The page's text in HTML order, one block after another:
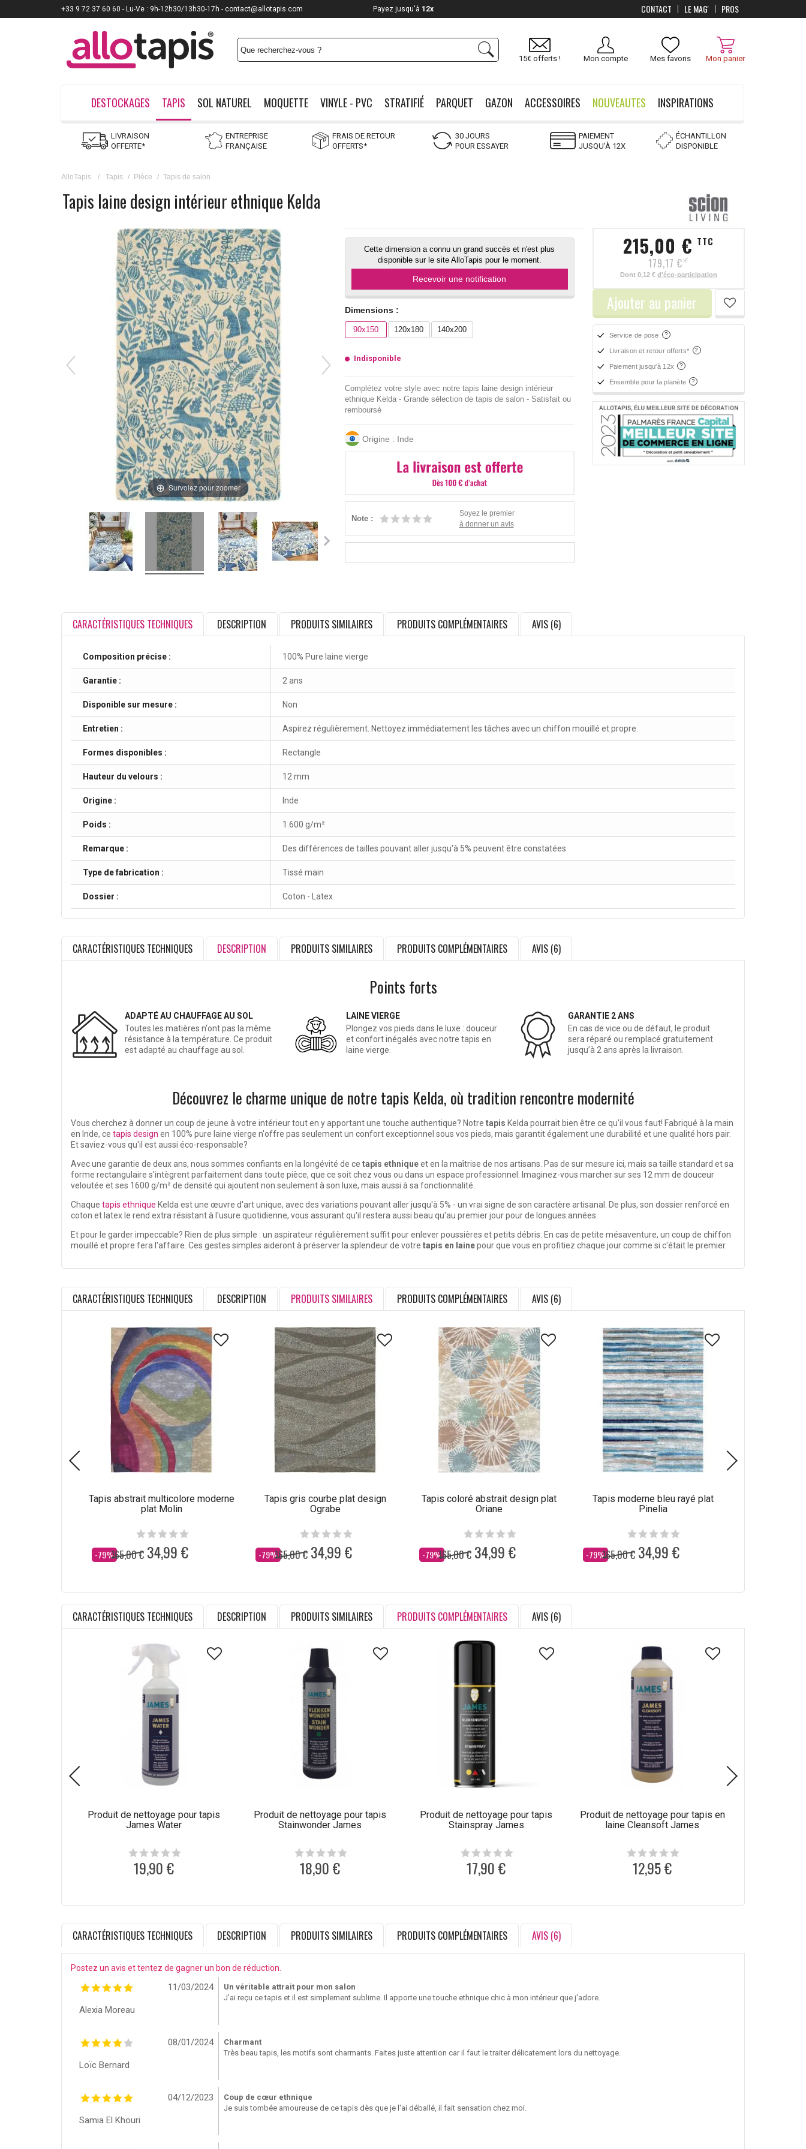
Mon panier
Mes favoris
Mon compte
15€ offerts !
DESTOCKAGES TAPIS SOL NATUREL MOQUETTE VINYLE - PVC STRATIFIÉ PARQUET GAZON ACCESSOIRES NOUVEAUTES INSPIRATIONS
LIVRAISON
OFFERTE*
ENTREPRISE
FRANÇAISE
FRAIS DE RETOUR
OFFERTS*
30 JOURS
POUR ESSAYER
PAIEMENT
JUSQU'À 12X
ÉCHANTILLON
DISPONIBLE
AlloTapis / Tapis / Pièce / Tapis de salon
Tapis laine design intérieur ethnique Kelda
Survolez pour zoomer
Cette dimension a connu un grand succès et n'est plus
disponible sur le site AlloTapis pour le moment.
Recevoir une notification
Dimensions :
90x150 120x180 140x200
Indisponible
Complétez votre style avec notre tapis laine design intérieur
ethnique Kelda - Grande sélection de tapis de salon - Satisfait ou
remboursé
Origine : Inde
Note :
Soyez le premier
à donner un avis
215,00 € TTC
179,17 € HT
Dont 0,12 € d'éco-participation
Ajouter au panier
Service de pose
Livraison et retour offerts*
Paiement jusqu'à 12x
Ensemble pour la planète
CARACTÉRISTIQUES TECHNIQUES DESCRIPTION PRODUITS SIMILAIRES PRODUITS COMPLÉMENTAIRES AVIS (6)
Composition précise : 100% Pure laine vierge
Garantie : 2 ans
Disponible sur mesure : Non
Entretien : Aspirez régulièrement. Nettoyez immédiatement les tâches avec un chiffon mouillé et propre.
Formes disponibles : Rectangle
Hauteur du velours : 12 mm
Origine : Inde
Poids : 1.600 g/m²
Remarque : Des différences de tailles pouvant aller jusqu'à 5% peuvent être constatées
Type de fabrication : Tissé main
Dossier : Coton - Latex
CARACTÉRISTIQUES TECHNIQUES DESCRIPTION PRODUITS SIMILAIRES PRODUITS COMPLÉMENTAIRES AVIS (6)
Points forts
ADAPTÉ AU CHAUFFAGE AU SOL
Toutes les matières n‘ont pas la même
résistance à la température. Ce produit
est adapté au chauffage au sol.
LAINE VIERGE
Plongez vos pieds dans le luxe : douceur
et confort inégalés avec notre tapis en
laine vierge.
GARANTIE 2 ANS
En cas de vice ou de défaut, le produit
sera réparé ou remplacé gratuitement
jusqu’à 2 ans après la livraison.
Découvrez le charme unique de notre tapis Kelda, où tradition rencontre modernité
Vous cherchez à donner un coup de jeune à votre intérieur tout en y apportant une touche authentique? Notre tapis Kelda pourrait bien être ce qu'il vous faut! Fabriqué à la main
en Inde, ce tapis design en 100% pure laine vierge n'offre pas seulement un confort exceptionnel sous vos pieds, mais garantit également une durabilité et une qualité hors pair.
Et saviez-vous qu'il est aussi éco-responsable?
Avec une garantie de deux ans, nous sommes confiants en la longévité de ce tapis ethniqueet en la maîtrise de nos artisans. Pas de sur mesure ici, mais sa taille standard et sa
forme rectangulaire s'intègrent parfaitement dans toute pièce, que ce soit chez vous ou dans un espace professionnel. Imaginez-vous marcher sur ses 12 mm de douceur
veloutée et ses 1600 g/m² de densité qui ajoutent non seulement à son luxe, mais aussi à sa fonctionnalité.
Chaque tapis ethnique Kelda est une œuvre d'art unique, avec des variations pouvant aller jusqu'à 5% - un vrai signe de son caractère artisanal. De plus, son dossier renforcé en
coton et latex le rend extra résistant à l'usure quotidienne, vous assurant qu'il restera aussi beau qu'au premier jour pour de longues années.
Et pour le garder impeccable? Rien de plus simple : un aspirateur régulièrement suffit pour enlever poussières et petits débris. En cas de petite mésaventure, un coup de chiffon
mouillé et propre fera l'affaire. Ces gestes simples aideront à préserver la splendeur de votre tapis en lainepour que vous en profitiez chaque jour comme si c'était le premier.
CARACTÉRISTIQUES TECHNIQUES DESCRIPTION PRODUITS SIMILAIRES PRODUITS COMPLÉMENTAIRES AVIS (6)
Tapis abstrait multicolore moderne
plat Molin
-79%
Dès 165,00 € 34,99 €
Tapis gris courbe plat design
Ograbe
-79%
Dès 165,00 € 34,99 €
Tapis coloré abstrait design plat
Oriane
-79%
Dès 165,00 € 34,99 €
Tapis moderne bleu rayé plat
Pinelia
-79%
Dès 165,00 € 34,99 €
CARACTÉRISTIQUES TECHNIQUES DESCRIPTION PRODUITS SIMILAIRES PRODUITS COMPLÉMENTAIRES AVIS (6)
Produit de nettoyage pour tapis
James Water
19,90 €
Produit de nettoyage pour tapis
Stainwonder James
18,90 €
Produit de nettoyage pour tapis
Stainspray James
17,90 €
Produit de nettoyage pour tapis en
laine Cleansoft James
12,95 €
CARACTÉRISTIQUES TECHNIQUES DESCRIPTION PRODUITS SIMILAIRES PRODUITS COMPLÉMENTAIRES AVIS (6)
Postez un avis et tentez de gagner un bon de réduction.
11/03/2024
Alexia Moreau
Un véritable attrait pour mon salon
J'ai reçu ce tapis et il est simplement sublime. Il apporte une touche ethnique chic à mon intérieur que j'adore.
08/01/2024
Loïc Bernard
Charmant
Très beau tapis, les motifs sont charmants. Faites juste attention car il faut le traiter délicatement lors du nettoyage.
04/12/2023
Samia El Khouri
Coup de cœur ethnique
Je suis tombée amoureuse de ce tapis dès que je l'ai déballé, il fait sensation chez moi.
PROS
LE MAG'
CONTACT
+33 9 72 37 60 60 - Lu-Ve : 9h-12h30/13h30-17h - contact@allotapis.com Payez jusqu'à 12x OFFERTSdès 100 €